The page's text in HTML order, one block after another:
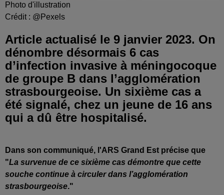
Photo d'illustration
Crédit : @Pexels
Article actualisé le 9 janvier 2023. On
dénombre désormais 6 cas
d’infection invasive à méningocoque
de groupe B dans l’agglomération
strasbourgeoise. Un sixième cas a
été signalé, chez un jeune de 16 ans
Dans son communiqué, l'ARS Grand Est précise que
"La survenue de ce sixième cas démontre que cette
souche continue à circuler dans l’agglomération
strasbourgeoise."